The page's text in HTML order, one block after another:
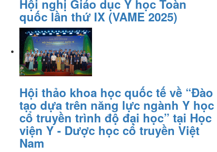
Hội nghị Giáo dục Y học Toàn
quốc lần thứ IX (VAME 2025)
Hội thảo khoa học quốc tế về “Đào
tạo dựa trên năng lực ngành Y học
cổ truyền trình độ đại học” tại Học
viện Y - Dược học cổ truyền Việt
Nam